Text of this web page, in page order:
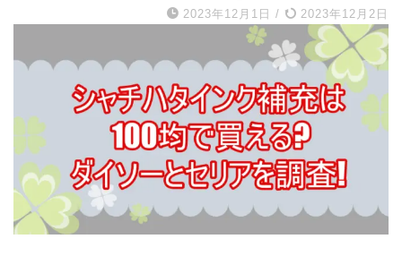
2023年12月1日 / 2023年12月2日